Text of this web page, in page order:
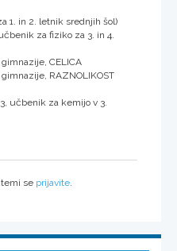
1. in 2. letnik srednjih šol)
za fiziko za 3. in 4.
CELICA
RAZNOLIKOST
učbenik za kemijo v 3.
temi se prijavite